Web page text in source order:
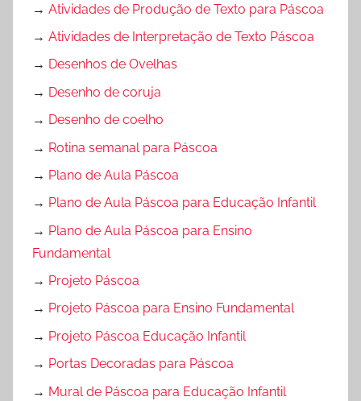
→ Atividades de Produção de Texto para Páscoa
→ Atividades de Interpretação de Texto Páscoa
→ Desenhos de Ovelhas
→ Desenho de coruja
→ Desenho de coelho
→ Rotina semanal para Páscoa
→ Plano de Aula Páscoa
→ Plano de Aula Páscoa para Educação Infantil
→ Plano de Aula Páscoa para Ensino
Fundamental
→ Projeto Páscoa
→ Projeto Páscoa para Ensino Fundamental
→ Projeto Páscoa Educação Infantil
→ Portas Decoradas para Páscoa
→ Mural de Páscoa para Educação Infantil